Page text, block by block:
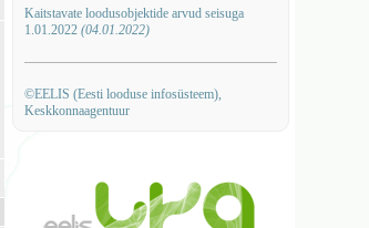
Kaitstavate loodusobjektide arvud seisuga
1.01.2022 (04.01.2022)
©EELIS (Eesti looduse infosüsteem),
Keskkonnaagentuur